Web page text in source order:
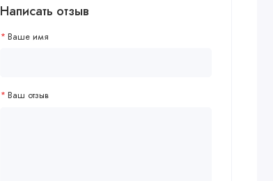
Написать отзыв
Ваше имя
Ваш отзыв